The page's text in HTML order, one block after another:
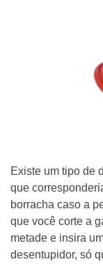
Existe um tipo de
que
borracha caso a
que você corte a
metade e insira
desentupidor, só